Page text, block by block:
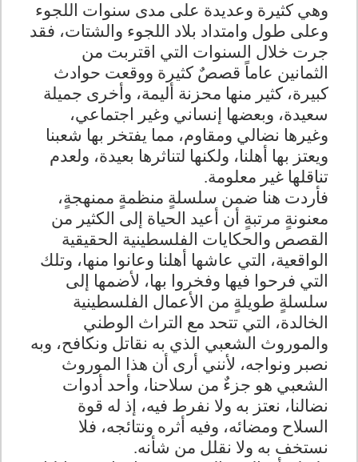
وهي كثيرة وعديدة على مدى سنوات اللجوء
وعلى طول وامتداد بلاد اللجوء والشتات، فقد
جرت خلال السنوات التي اقتربت من
الثمانين عاماً قصصٌ كثيرة ووقعت حوادث
كبيرة، كثير منها محزنة أليمة، وأخرى جميلة
سعيدة، وبعضها إنساني وغير اجتماعي،
وغيرها نضالي ومقاوم، مما يفتخر بها شعبنا
ويعتز بها أهلنا، ولكنها لتناثرها بعيدة، ولعدم
تناقلها غير معلومة.
فأردت هنا ضمن سلسلةٍ منظمةٍ ممنهجةٍ،
معنونةٍ مرتبةٍ أن أعيد الحياة إلى الكثير من
القصص والحكايات الفلسطينية الحقيقية
الواقعية، التي عاشها أهلنا وعانوا منها، وتلك
التي فرحوا فيها وفخروا بها، لأضمها إلى
سلسلةٍ طويلةٍ من الأعمال الفلسطينية
الخالدة، التي تتحد مع التراث الوطني
والموروث الشعبي الذي به نقاتل ونكافح، وبه
نصبر ونواجه، لأنني أرى أن هذا الموروث
الشعبي هو جزءٌ من سلاحنا، وأحد أدوات
نضالنا، نعتز به ولا نفرط فيه، إذ له قوة
السلاح ومضائه، وفيه أثره ونتائجه، فلا
نستخف به ولا نقلل من شأنه.